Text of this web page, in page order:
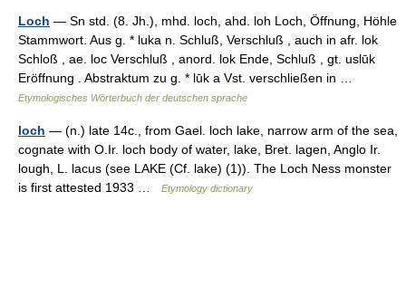
Loch — Sn std. (8. Jh.), mhd. loch, ahd. loh Loch, Öffnung, Höhle
Stammwort. Aus g. * luka n. Schluß, Verschluß , auch in afr. lok
Schloß , ae. loc Verschluß , anord. lok Ende, Schluß , gt. uslūk
Eröffnung . Abstraktum zu g. * lūk a Vst. verschließen in …
Etymologisches Wörterbuch der deutschen sprache
loch — (n.) late 14c., from Gael. loch lake, narrow arm of the sea,
cognate with O.Ir. loch body of water, lake, Bret. lagen, Anglo Ir.
lough, L. lacus (see LAKE (Cf. lake) (1)). The Loch Ness monster
is first attested 1933 …
Etymology dictionary